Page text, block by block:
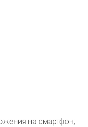
на смартфон;